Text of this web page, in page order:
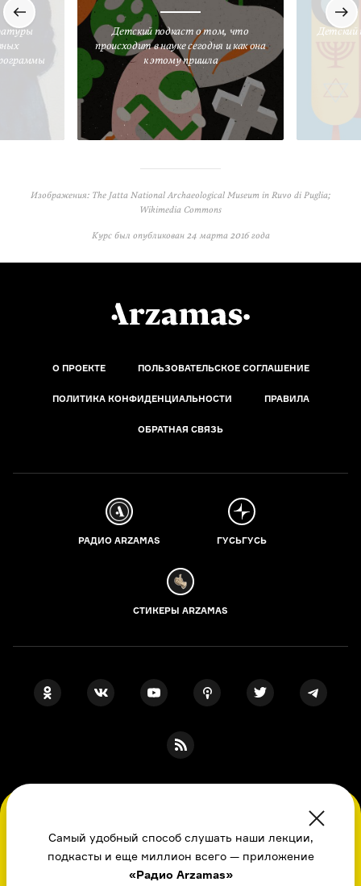
Во время посещения сайта вы соглашаетесь
с использованием нами файлов
cookie,пользовательским соглашением, политикой
в отношении обработкиперсональных
Самый удобный способ слушать наши лекции,
подкасты и еще миллион всего — приложение
«Радио Arzamas»
Детский подкаст о том, что
происходит в науке сегодня и как она
к этому пришла
Детский
Изображения: The Jatta National Archaeological Museum in Ruvo di Puglia;
Wikimedia Commons
Курс был опубликован 24 марта 2016 года
О ПРОЕКТЕ ПОЛЬЗОВАТЕЛЬСКОЕ СОГЛАШЕНИЕ
ПОЛИТИКА КОНФИДЕНЦИАЛЬНОСТИ ПРАВИЛА
ОБРАТНАЯ СВЯЗЬ
РАДИО ARZAMAS ГУСЬГУСЬ
СТИКЕРЫ ARZAMAS
Я даю свое согласие на обработку
персональных данных
политику в отношении обработки